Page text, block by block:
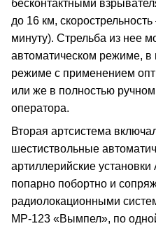
бесконтактными
до 16 км,
минуту). Стрельба из нее
автоматическом режиме, в
режиме с применением
или же в полностью
оператора.
Вторая артсистема
шестиствольные
артиллерийские
попарно побортно и
радиолокационными
МР-123 «Вымпел», по